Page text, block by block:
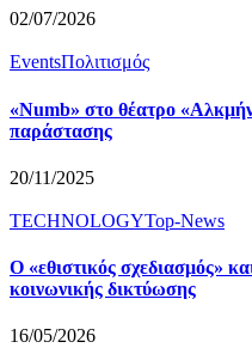
02/07/2026
EventsΠολιτισμός
«Numb» στο θέατρο
παράστασης
20/11/2025
TECHNOLOGYTop-News
Ο «εθιστικός σχεδιασμός»
κοινωνικής δικτύωσης
16/05/2026